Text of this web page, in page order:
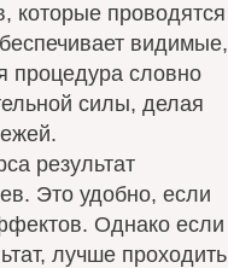
которые проводятся
видимые,
процедура словно
силы, делая
результат
Это удобно, если
Однако если
лучше проходить